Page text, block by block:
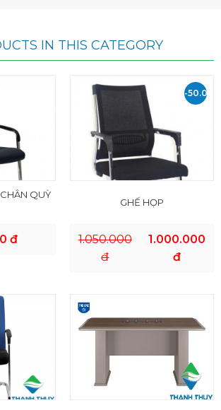
IN THIS CATEGORY
QUỲ
đ
-50.000
GHẾ HỌP
1.050.000
đ
1.000.000
đ